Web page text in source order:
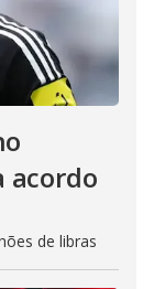
acordo
de libras